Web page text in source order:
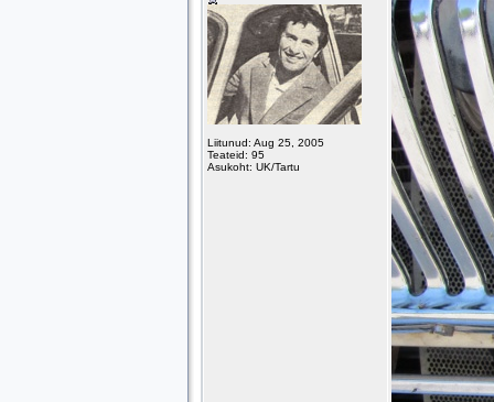
Liitunud: Aug 25, 2005
Teateid: 95
Asukoht: UK/Tartu